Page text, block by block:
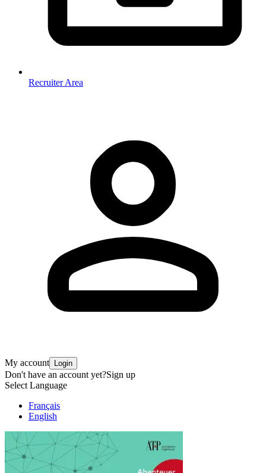
Recruiter Area
My account Login
Don't have an account yet?Sign up
Select Language
Français
English